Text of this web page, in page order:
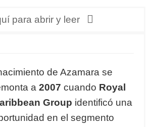
para abrir y leer
nacimiento de Azamara se
a2007 cuando Royal
Group identificó una
en el segmento